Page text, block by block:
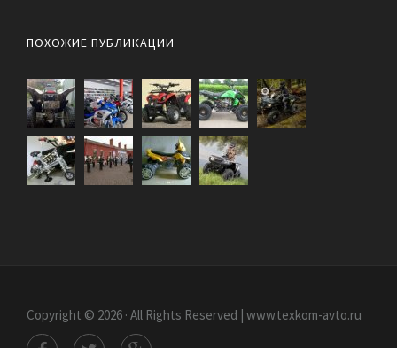
ПОХОЖИЕ ПУБЛИКАЦИИ
Copyright © 2026 · All Rights Reserved | www.texkom-avto.ru